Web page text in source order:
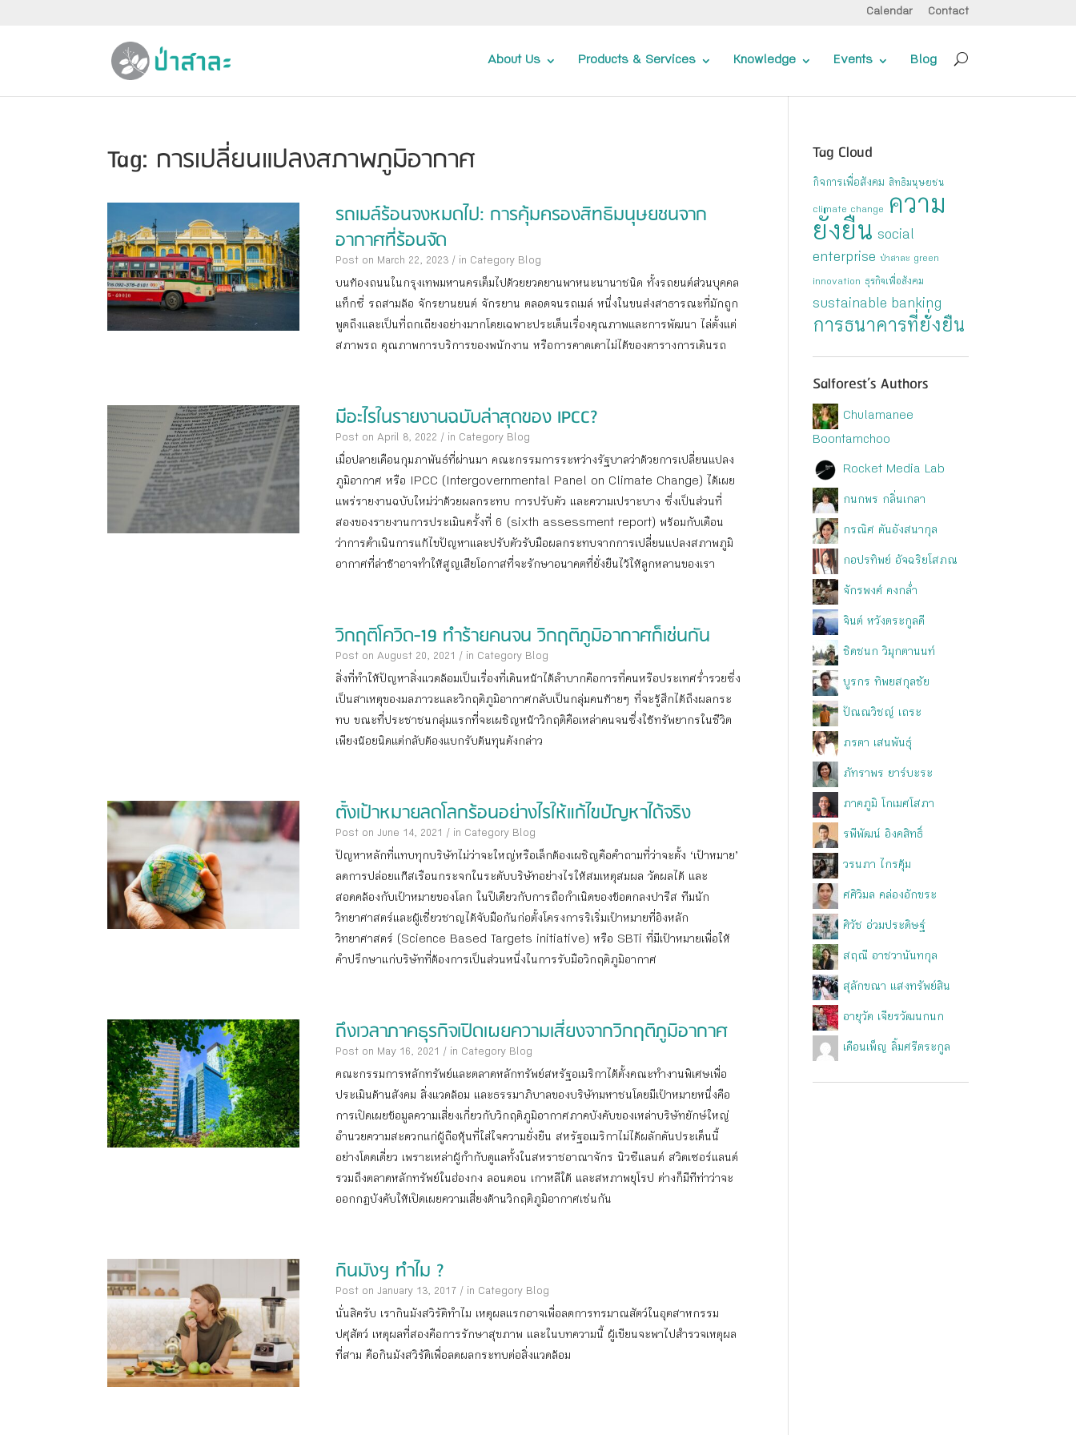
Calendar Contact
About Us Products & Services Knowledge Events Blog
Tag: การเปลี่ยนแปลงสภาพภูมิอากาศ
รถเมล์ร้อนจงหมดไป: การคุ้มครองสิทธิมนุษยชนจาก
อากาศที่ร้อนจัด
Post on March 22, 2023 / in Category Blog
บนท้องถนนในกรุงเทพมหานครเต็มไปด้วยยวดยานพาหนะนานาชนิด ทั้งรถยนต์ส่วนบุคคล
แท็กซี่ รถสามล้อ จักรยานยนต์ จักรยาน ตลอดจนรถเมล์ หนึ่งในขนส่งสาธารณะที่มักถูก
พูดถึงและเป็นที่ถกเถียงอย่างมากโดยเฉพาะประเด็นเรื่องคุณภาพและการพัฒนา ไล่ตั้งแต่
สภาพรถ คุณภาพการบริการของพนักงาน หรือการคาดเดาไม่ได้ของตารางการเดินรถ
มีอะไรในรายงานฉบับล่าสุดของ IPCC?
Post on April 8, 2022 / in Category Blog
เมื่อปลายเดือนกุมภาพันธ์ที่ผ่านมา คณะกรรมการระหว่างรัฐบาลว่าด้วยการเปลี่ยนแปลง
ภูมิอากาศ หรือ IPCC (Intergovernmental Panel on Climate Change) ได้เผย
แพร่รายงานฉบับใหม่ว่าด้วยผลกระทบ การปรับตัว และความเปราะบาง ซึ่งเป็นส่วนที่
สองของรายงานการประเมินครั้งที่ 6 (sixth assessment report) พร้อมกับเตือน
ว่าการดำเนินการแก้ไขปัญหาและปรับตัวรับมือผลกระทบจากการเปลี่ยนแปลงสภาพภูมิ
อากาศที่ล่าช้าอาจทำให้สูญเสียโอกาสที่จะรักษาอนาคตที่ยั่งยืนไว้ให้ลูกหลานของเรา
วิกฤติโควิด-19 ทำร้ายคนจน วิกฤติภูมิอากาศก็เช่นกัน
Post on August 20, 2021 / in Category Blog
สิ่งที่ทำให้ปัญหาสิ่งแวดล้อมเป็นเรื่องที่เดินหน้าได้ลำบากคือการที่คนหรือประเทศร่ำรวยซึ่ง
เป็นสาเหตุของมลภาวะและวิกฤติภูมิอากาศกลับเป็นกลุ่มคนท้ายๆ ที่จะรู้สึกได้ถึงผลกระ
ทบ ขณะที่ประชาชนกลุ่มแรกที่จะเผชิญหน้าวิกฤติคือเหล่าคนจนซึ่งใช้ทรัพยากรในชีวิต
เพียงน้อยนิดแต่กลับต้องแบกรับต้นทุนดังกล่าว
ตั้งเป้าหมายลดโลกร้อนอย่างไรให้แก้ไขปัญหาได้จริง
Post on June 14, 2021 / in Category Blog
ปัญหาหลักที่แทบทุกบริษัทไม่ว่าจะใหญ่หรือเล็กต้องเผชิญคือคำถามที่ว่าจะตั้ง ‘เป้าหมาย’
ลดการปล่อยแก๊สเรือนกระจกในระดับบริษัทอย่างไรให้สมเหตุสมผล วัดผลได้ และ
สอดคล้องกับเป้าหมายของโลก ในปีเดียวกับการถือกำเนิดของข้อตกลงปารีส ทีมนัก
วิทยาศาสตร์และผู้เชี่ยวชาญได้จับมือกันก่อตั้งโครงการริเริ่มเป้าหมายที่อิงหลัก
วิทยาศาสตร์ (Science Based Targets initiative) หรือ SBTi ที่มีเป้าหมายเพื่อให้
คำปรึกษาแก่บริษัทที่ต้องการเป็นส่วนหนึ่งในการรับมือวิกฤติภูมิอากาศ
ถึงเวลาภาคธุรกิจเปิดเผยความเสี่ยงจากวิกฤติภูมิอากาศ
Post on May 16, 2021 / in Category Blog
คณะกรรมการหลักทรัพย์และตลาดหลักทรัพย์สหรัฐอเมริกาได้ตั้งคณะทำงานพิเศษเพื่อ
ประเมินด้านสังคม สิ่งแวดล้อม และธรรมาภิบาลของบริษัทมหาชนโดยมีเป้าหมายหนึ่งคือ
การเปิดเผยข้อมูลความเสี่ยงเกี่ยวกับวิกฤติภูมิอากาศภาคบังคับของเหล่าบริษัทยักษ์ใหญ่
อำนวยความสะดวกแก่ผู้ถือหุ้นที่ใส่ใจความยั่งยืน สหรัฐอเมริกาไม่ได้ผลักดันประเด็นนี้
อย่างโดดเดี่ยว เพราะเหล่าผู้กำกับดูแลทั้งในสหราชอาณาจักร นิวซีแลนด์ สวิตเซอร์แลนด์
รวมถึงตลาดหลักทรัพย์ในฮ่องกง ลอนดอน เกาหลีใต้ และสหภาพยุโรป ต่างก็มีทีท่าว่าจะ
ออกกฎบังคับให้เปิดเผยความเสี่ยงด้านวิกฤติภูมิอากาศเช่นกัน
กินมังฯ ทำไม ?
Post on January 13, 2017 / in Category Blog
นั่นสิครับ เรากินมังสวิรัติทำไม เหตุผลแรกอาจเพื่อลดการทรมาณสัตว์ในอุตสาหกรรม
ปศุสัตว์ เหตุผลที่สองคือการรักษาสุขภาพ และในบทความนี้ ผู้เขียนจะพาไปสำรวจเหตุผล
ที่สาม คือกินมังสวิรัติเพื่อลดผลกระทบต่อสิ่งแวดล้อม
Tag Cloud
กิจการเพื่อสังคม สิทธิมนุษยชน
climate change
ความ
ยั่งยืน social
enterprise ป่าสาละ green
innovation ธุรกิจเพื่อสังคม
sustainable banking
การธนาคารที่ยั่งยืน
Salforest’s Authors
Chulamanee
Boontamchoo
Rocket Media Lab
กนกพร กลิ่นเกลา
กรณิศ ตันอังสนากุล
กอปรทิพย์ อัจฉริยโสภณ
จักรพงศ์ คงกล่ำ
จินต์ หวังตระกูลดี
ชิดชนก วิมุกตานนท์
บูรกร ทิพยสกุลชัย
ปัณณวิชญ์ เถระ
ภรตา เสนพันธุ์
ภัทราพร ยาร์บะระ
ภาคภูมิ โกเมศโสภา
รพีพัฒน์ อิงคสิทธิ์
วรนภา ไกรคุ้ม
ศศิวิมล คล่องอักขระ
ศิวัช อ่วมประดิษฐ์
สฤณี อาชวานันทกุล
สุลักขณา แสงทรัพย์สิน
อายุวัต เจียรวัฒนกนก
เดือนเพ็ญ ลิ้มศรีตระกูล